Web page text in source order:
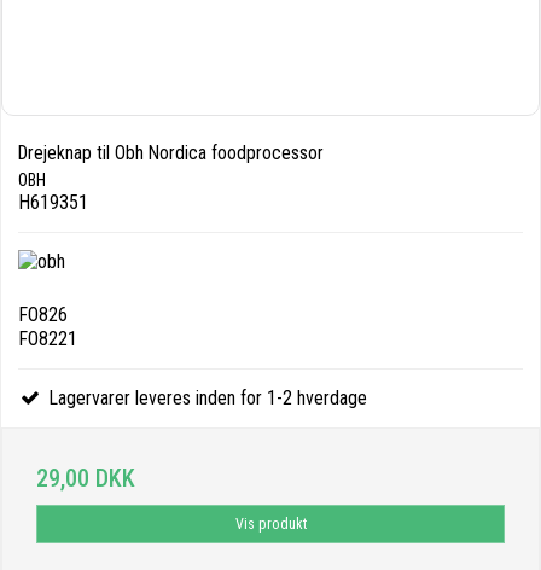
Drejeknap til Obh Nordica foodprocessor
OBH
H619351
FO826
FO8221
Lagervarer leveres inden for 1-2 hverdage
29,00 DKK
Vis produkt